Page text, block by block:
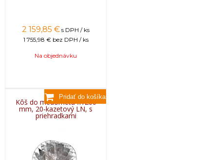
2 159,85 € s DPH / ks
1 755,98 € bez DPH / ks
Na objednávku
Kôš do medometu fi1200
mm, 20-kazetový LN, s
priehradkami